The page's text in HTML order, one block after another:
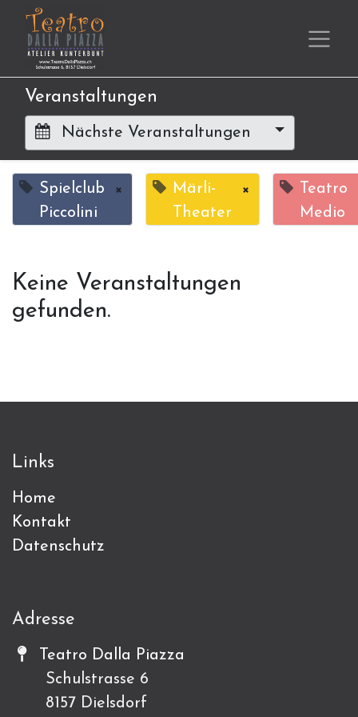
Veranstaltungen
Nächste Veranstaltungen
Spielclub
Piccolini
×
Märli-
Theater
×
Teatro
Medio
Keine Veranstaltungen
gefunden.
Links
Home
Kontakt
Datenschutz
Adresse
Teatro Dalla Piazza
Schulstrasse 6
8157 Dielsdorf